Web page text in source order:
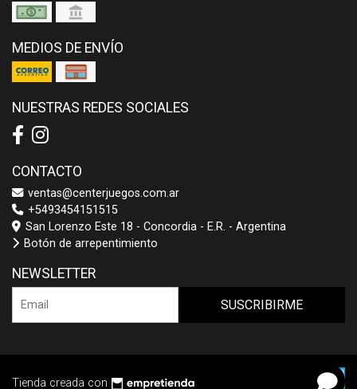
MEDIOS DE ENVÍO
NUESTRAS REDES SOCIALES
CONTACTO
ventas@centerjuegos.com.ar
+5493454151515
San Lorenzo Este 18 - Concordia - E.R. - Argentina
Botón de arrepentimiento
NEWSLETTER
SUSCRIBIRME
Tienda creada con